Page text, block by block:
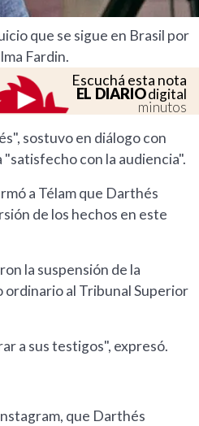
que se sigue en Brasil por
Fardin.
Escuchá esta nota
EL DIARIOdigital
minutos
sostuvo en diálogo con
con la audiencia".
a Télam que Darthés
de los hechos en este
la suspensión de la
al Tribunal Superior
a sus testigos", expresó.
que Darthés